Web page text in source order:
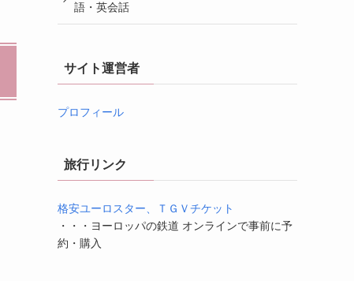
語・英会話
サイト運営者
プロフィール
旅行リンク
格安ユーロスター、ＴＧＶチケット
・・・ヨーロッパの鉄道 オンラインで事前に予
約・購入